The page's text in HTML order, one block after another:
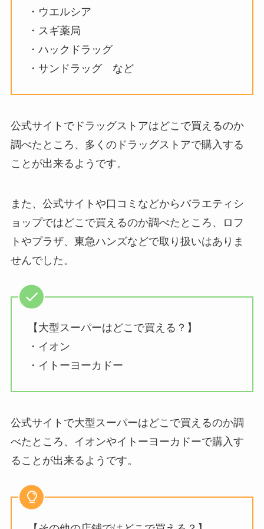
・ウエルシア
・スギ薬局
・ハックドラッグ
・サンドラッグ など
公式サイトでドラッグストアはどこで買えるのか
調べたところ、多くのドラッグストアで購入する
ことが出来るようです。
また、公式サイトや口コミなどからバラエティシ
ョップではどこで買えるのか調べたところ、ロフ
トやプラザ、東急ハンズなどで取り扱いはありま
せんでした。
【大型スーパーはどこで買える？】
・イオン
・イトーヨーカドー
公式サイトで大型スーパーはどこで買えるのか調
べたところ、イオンやイトーヨーカドーで購入す
ることが出来るようです。